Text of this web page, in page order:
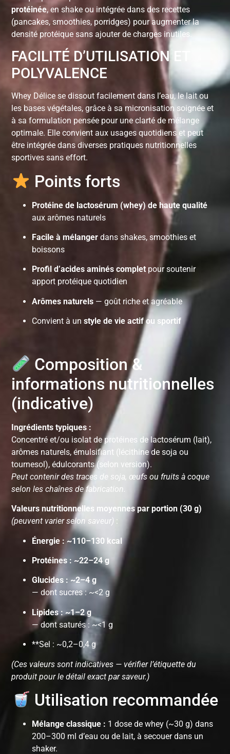
protéinée, en shake ou intégrée dans des recettes
(pancakes, smoothies, porridges) pour augmenter la
densité protéique sans ajouter de charges inutiles.
FACILITÉ D’UTILISATION ET
POLYVALENCE
Whey Délice se dissout facilement dans l’eau, le lait ou
les bases végétales, grâce à sa micronisation soignée et
à sa formulation pensée pour une clarté de mélange
optimale. Elle convient aux usages quotidiens et peut
être intégrée dans diverses pratiques nutritionnelles
sportives sans effort.
Points forts
Protéine de lactosérum (whey) de haute qualité
aux arômes naturels
Facile à mélanger dans shakes, smoothies et
boissons
Profil d’acides aminés complet pour soutenir
apport protéique quotidien
Arômes naturels — goût riche et agréable
Convient à unstyle de vie actif ou sportif
Composition &
informations nutritionnelles
(indicative)
Ingrédients typiques :
Concentré et/ou isolat de protéines de lactosérum (lait),
arômes naturels, émulsifiant (lécithine de soja ou
tournesol), édulcorants (selon version).
Peut contenir des traces de soja, œufs ou fruits à coque
selon les chaînes de fabrication.
Valeurs nutritionnelles moyennes par portion (30 g)
(peuvent varier selon saveur) :
Énergie : ~110–130 kcal
Protéines : ~22–24 g
Glucides : ~2–4 g
— dont sucres : ~<2 g
Lipides : ~1–2 g
— dont saturés : ~<1 g
**Sel : ~0,2–0,4 g
(Ces valeurs sont indicatives — vérifier l’étiquette du
produit pour le détail exact par saveur.)
Utilisation recommandée
Mélange classique : 1 dose de whey (~30 g) dans
200–300 ml d’eau ou de lait, à secouer dans un
shaker.